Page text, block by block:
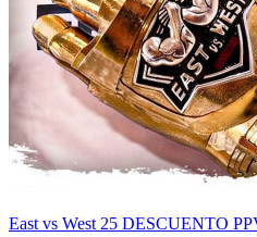
East vs West 25 DESCUENTO